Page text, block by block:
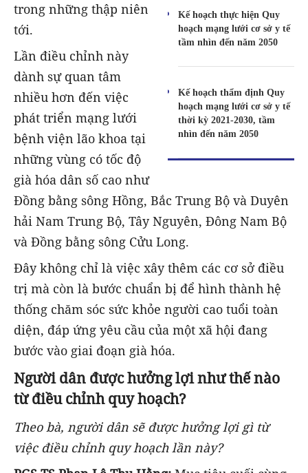
Kế hoạch thực hiện Quy
hoạch mạng lưới cơ sở y tế
tầm nhìn đến năm 2050
Kế hoạch thẩm định Quy
hoạch mạng lưới cơ sở y tế
thời kỳ 2021-2030, tầm
nhìn đến năm 2050
trong những thập niên
tới.
Lần điều chỉnh này
dành sự quan tâm
nhiều hơn đến việc
phát triển mạng lưới
bệnh viện lão khoa tại
những vùng có tốc độ
già hóa dân số cao như
Đồng bằng sông Hồng, Bắc Trung Bộ và Duyên
hải Nam Trung Bộ, Tây Nguyên, Đông Nam Bộ
và Đồng bằng sông Cửu Long.
Đây không chỉ là việc xây thêm các cơ sở điều
trị mà còn là bước chuẩn bị để hình thành hệ
thống chăm sóc sức khỏe người cao tuổi toàn
diện, đáp ứng yêu cầu của một xã hội đang
bước vào giai đoạn già hóa.
Người dân được hưởng lợi như thế nào
từ điều chỉnh quy hoạch?
Theo bà, người dân sẽ được hưởng lợi gì từ
việc điều chỉnh quy hoạch lần này?